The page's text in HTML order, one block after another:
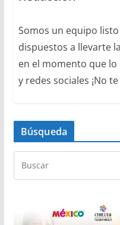
Somos un equipo
dispuestos a llevarte
en el momento que
y redes sociales ¡No
Búsqueda